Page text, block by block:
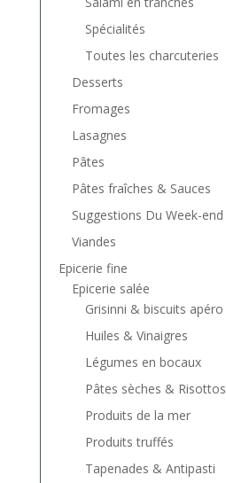
Spécialités
Toutes les charcuteries
Desserts
Fromages
Lasagnes
Pâtes
Pâtes fraîches & Sauces
Suggestions Du Week-end
Viandes
Epicerie fine
Epicerie salée
Grisinni & biscuits apéro
Huiles & Vinaigres
Légumes en bocaux
Pâtes sèches & Risottos
Produits de la mer
Produits truffés
Tapenades & Antipasti